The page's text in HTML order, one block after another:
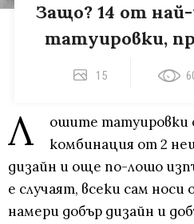
Защо? 14 от
татуировки,
15
Л
ошите татуировки
комбинация от 2
дизайн и още по-лошо
е случаят, всеки сам носи
намери добър дизайн и